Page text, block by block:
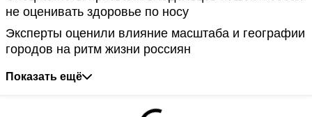
не оценивать здоровье по носу
Эксперты оценили влияние масштаба и географии
городов на ритм жизни россиян
Показать ещё